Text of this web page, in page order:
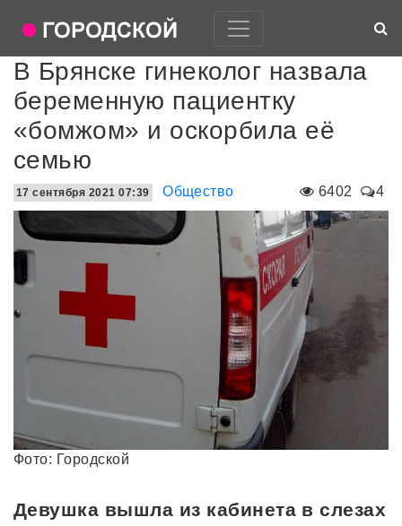
В Брянске гинеколог назвала
беременную пациентку
«бомжом» и оскорбила её
семью
6402 4
17 сентября 2021 07:39 Общество
Фото: Городской
Девушка вышла из кабинета в слезах